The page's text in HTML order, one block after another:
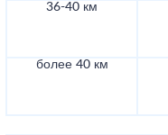
36-40 км
более 40 км